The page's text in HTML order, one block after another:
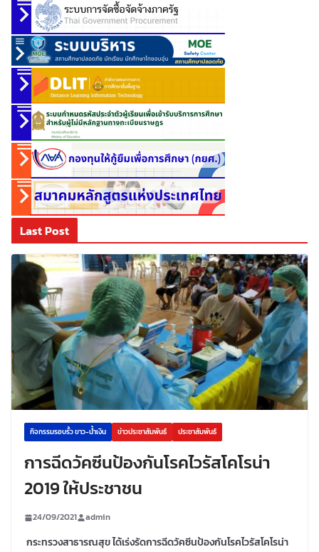
Last Post
กิจกรรมรอบรั้ว ขาว-น้ำเงิน ข่าวประชาสัมพันธ์ ประชาสัมพันธ์
การฉีดวัคซีนป้องกันโรคไวรัสโคโรน่า
2019 ให้ประชาชน
24/09/2021 admin
กระทรวงสาธารณสุข ได้เร่งรัดการฉีดวัคซีนป้องกันโรคไวรัสโคโรน่า